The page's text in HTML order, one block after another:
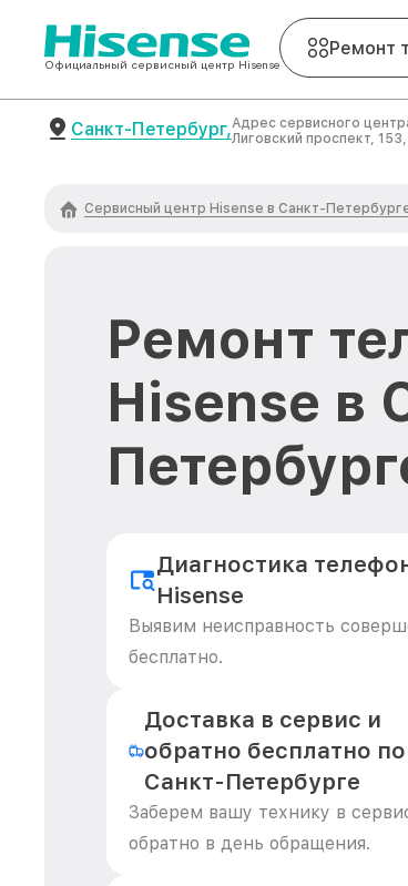
Официальный сервисный центр Hisense
Ремонт
Санкт-Петербург,Адрес сервисного
Лиговский проспект, 153,
Сервисный центр Hisense в Санкт-
Ремонт
Hisense в
Диагностика
Hisense
Выявим неисправность
бесплатно.
Доставка в сервис и
обратно бесплатно по
Санкт-Петербурге
Заберем вашу технику в
обратно в день обращения.